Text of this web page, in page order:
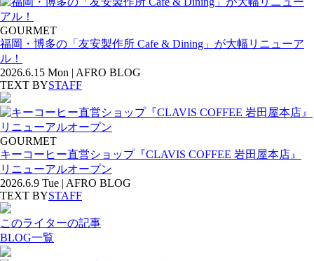
GOURMET
福岡・博多の「友安製作所 Cafe & Dining」が大幅リニューア
ル！
2026.6.15 Mon | AFRO BLOG
TEXT BYSTAFF
GOURMET
キーコーヒー直営ショップ『CLAVIS COFFEE 岩田屋本店』
リニューアルオープン
2026.6.9 Tue | AFRO BLOG
TEXT BYSTAFF
このライターの記事
BLOG一覧